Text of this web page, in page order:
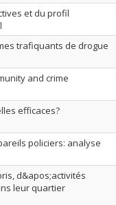
et du profil
trafiquants de drogue
and crime
efficaces?
policiers: analyse
d&apos;activités
leur quartier